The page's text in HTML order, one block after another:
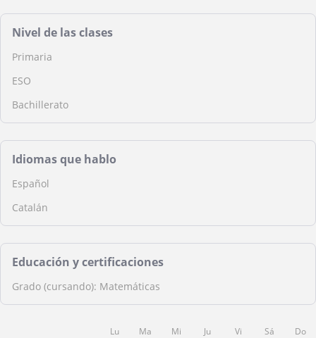
Nivel de las clases
Primaria
ESO
Bachillerato
Idiomas que hablo
Español
Catalán
Educación y certificaciones
Grado (cursando): Matemáticas
Lu Ma Mi Ju Vi Sá Do